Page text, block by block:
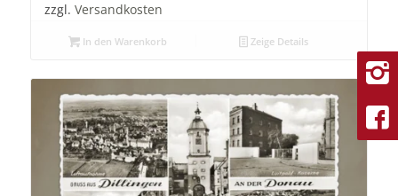
zzgl. Versandkosten
In den Warenkorb Zeige Details